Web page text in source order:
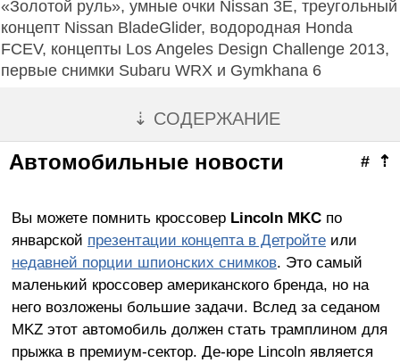
«Золотой руль», умные очки Nissan 3E, треугольный
концепт Nissan BladeGlider, водородная Honda
FCEV, концепты Los Angeles Design Challenge 2013,
первые снимки Subaru WRX и Gymkhana 6
⇣ СОДЕРЖАНИЕ
⇡
#
Автомобильные новости
Вы можете помнить кроссовер Lincoln MKC по
январской презентации концепта в Детройтеили
недавней порции шпионских снимков. Это самый
маленький кроссовер американского бренда, но на
него возложены большие задачи. Вслед за седаном
MKZ этот автомобиль должен стать трамплином для
прыжка в премиум-сектор. Де-юре Lincoln является